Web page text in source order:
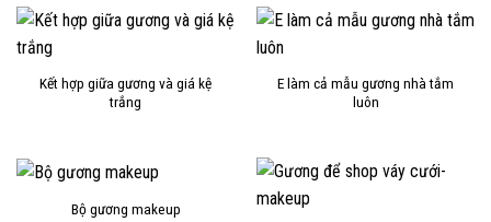
Kết hợp giữa gương và giá kệ
trắng
E làm cả mẫu gương nhà tắm
luôn
Bộ gương makeup